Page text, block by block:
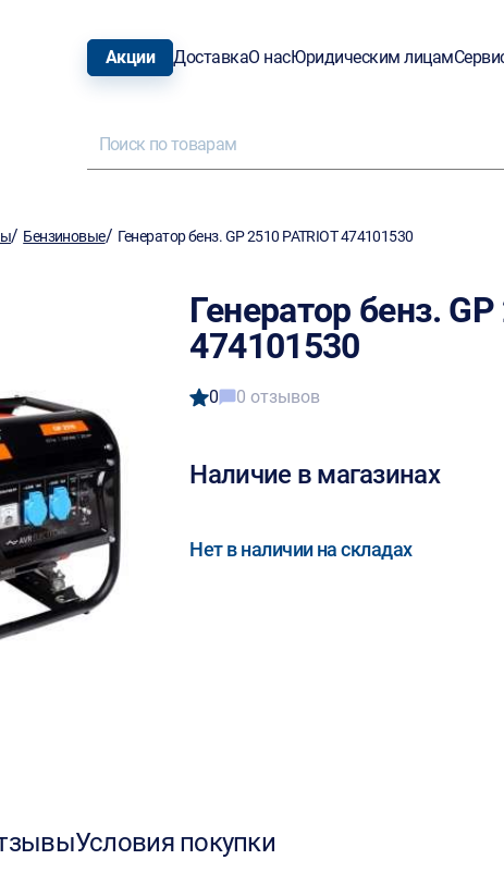
Акции ДоставкаО насЮридическим лицам
/ Бензиновые/ Генератор бенз. GP 2510 PATRIOT 474101530
Генератор бенз.
474101530
0 0 отзывов
Наличие в магазинах
Нет в наличии на складах
Условия покупки